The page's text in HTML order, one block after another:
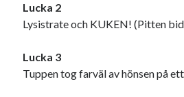
En amerikansk språkpolis
Fula biblioteksböcker
Egna länkar
Lucka 2
Lysistrate och KUKEN! (Pitten
Lucka 3
Tuppen tog farväl av hönsen på ett